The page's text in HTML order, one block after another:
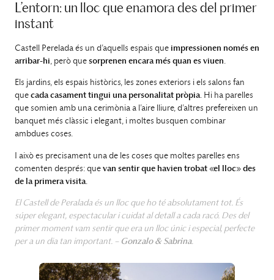
L’entorn: un lloc que enamora des del primer
instant
Castell Perelada és un d’aquells espais que impressionen només en
arribar-hi, però que sorprenen encara més quan es viuen.
Els jardins, els espais històrics, les zones exteriors i els salons fan
que cada casament tingui una personalitat pròpia. Hi ha parelles
que somien amb una cerimònia a l’aire lliure, d’altres prefereixen un
banquet més clàssic i elegant, i moltes busquen combinar
ambdues coses.
I això es precisament una de les coses que moltes parelles ens
comenten després: que van sentir que havien trobat «el lloc» des
de la primera visita
El Castell de Peralada és un lloc que ho té absolutament tot. És
súper elegant, espectacular i cuidat al detall a cada racó. Des del
primer moment vam sentir que era un lloc únic i especial, perfecte
per a un dia tan important. – Gonzalo & Sabrina.